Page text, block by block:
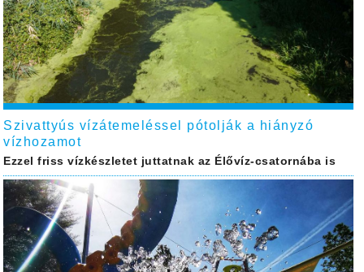
Szivattyús vízátemeléssel pótolják a hiányzó
vízhozamot
Ezzel friss vízkészletet juttatnak az Élővíz-csatornába is